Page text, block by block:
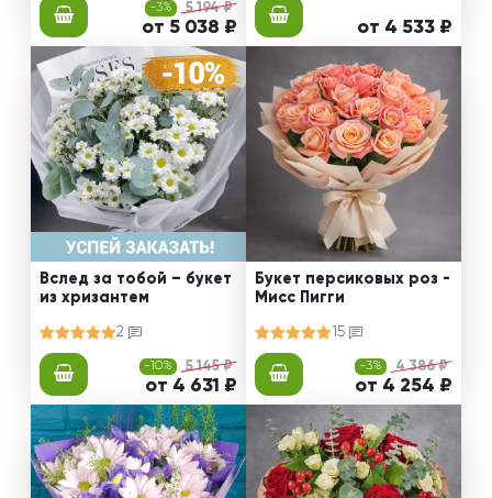
-3% 5 194 ₽
от 5 038 ₽ от 4 533 ₽
Вслед за тобой – букет
из хризантем
2
-10% 5 145 ₽
от 4 631 ₽
Букет персиковых роз -
Мисс Пигги
15
-3% 4 386 ₽
от 4 254 ₽